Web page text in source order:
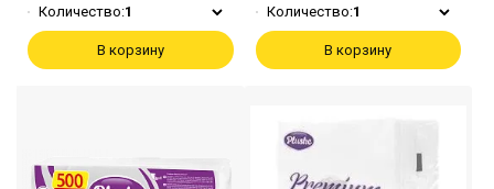
Количество:1
В корзину
Количество:1
В корзину